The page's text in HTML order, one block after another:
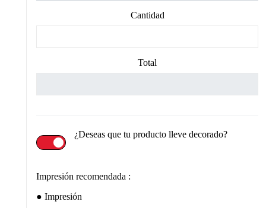
Cantidad
Total
¿Deseas que tu producto lleve decorado?
Impresión recomendada :
Impresión